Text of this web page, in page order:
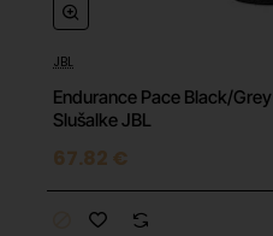
JBL
Endurance Pace Black/Grey
Slušalke JBL
67.82 €